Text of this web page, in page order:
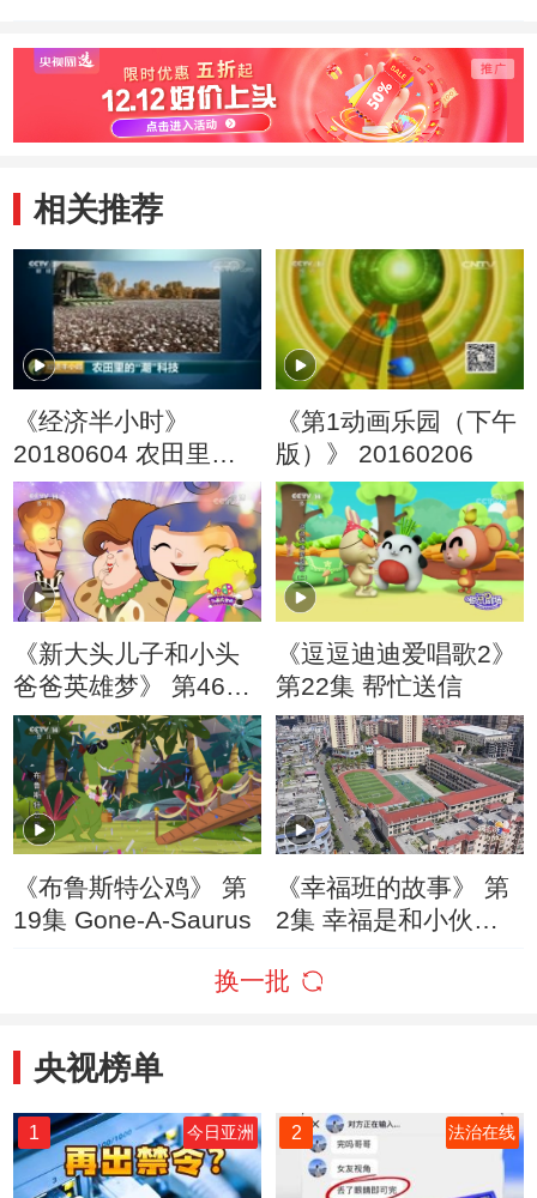
恼
记
机”
相关推荐
《经济半小时》
20180604 农田里
的“潮”科技
《第1动画乐园（下午
版）》 20160206
《新大头儿子和小头
爸爸英雄梦》 第46集
司马光不砸缸/光明的
梦想
《逗逗迪迪爱唱歌2》
第22集 帮忙送信
《布鲁斯特公鸡》 第
19集 Gone-A-Saurus
《幸福班的故事》 第
2集 幸福是和小伙伴
换一批
央视榜单
1 今日亚洲 2 法治在线